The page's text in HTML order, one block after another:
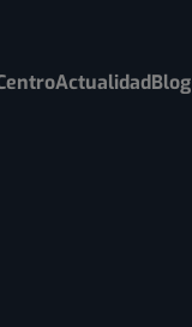
ActualidadBlog